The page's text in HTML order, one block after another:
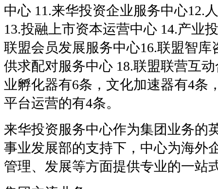
中心 11.来华投资企业服务中心12.
13.投融上市资本运营中心 14.产业
联盟会员发展服务中心16.联盟智库
供求配对服务中心 18.联盟联营互
业孵化器有6条，文化加速器有4条
平台运营的有4条。
来华投资服务中心作为集团业务的
事业发展部的支持下，中心为海外
管理、发展等方面提供专业的一站